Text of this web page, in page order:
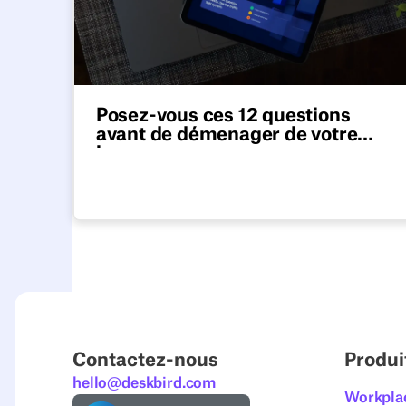
Posez-vous ces 12 questions
avant de démenager de votre
si vous connaissez réellement votre taux de
Contactez-nous
hello@deskbird.com